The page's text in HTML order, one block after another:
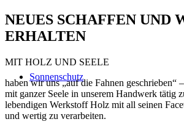
Sonnenschutz
NEUES SCHAFFEN UND
ERHALTEN
MIT HOLZ UND SEELE
haben wir uns „auf die Fahnen geschrieben“
mit ganzer Seele in unserem Handwerk tätig
lebendigen Werkstoff Holz mit all seinen
und wertig zu verarbeiten.